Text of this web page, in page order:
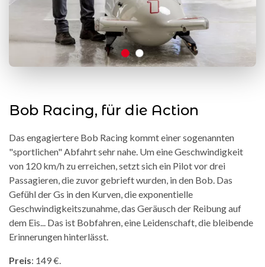
Bob Racing, für die Action
Das engagiertere Bob Racing kommt einer sogenannten
"sportlichen" Abfahrt sehr nahe. Um eine Geschwindigkeit
von 120 km/h zu erreichen, setzt sich ein Pilot vor drei
Passagieren, die zuvor gebrieft wurden, in den Bob. Das
Gefühl der Gs in den Kurven, die exponentielle
Geschwindigkeitszunahme, das Geräusch der Reibung auf
dem Eis... Das ist Bobfahren, eine Leidenschaft, die bleibende
Erinnerungen hinterlässt.
Preis: 149 €.